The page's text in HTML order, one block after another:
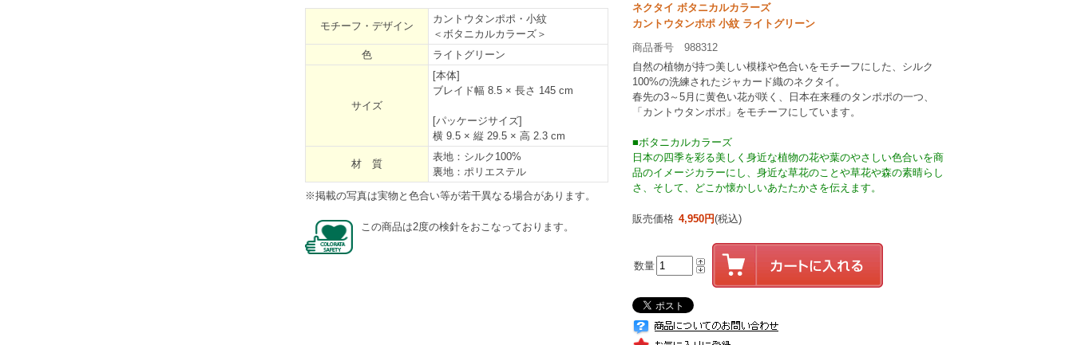
モチーフ・デザイン
カントウタンポポ・小紋
＜ボタニカルカラーズ＞
色
ライトグリーン
サイズ
[本体]
ブレイド幅 8.5 × 長さ 145 cm
[パッケージサイズ]
横 9.5 × 縦 29.5 × 高 2.3 cm
材 質
表地：シルク100%
裏地：ポリエステル
※掲載の写真は実物と色合い等が若干異なる場合があります。
この商品は2度の検針をおこなっております。
ネクタイ ボタニカルカラーズ
カントウタンポポ 小紋 ライトグリーン
商品番号 988312
自然の植物が持つ美しい模様や色合いをモチーフにした、シルク
100%の洗練されたジャカード織のネクタイ。
春先の3～5月に黄色い花が咲く、日本在来種のタンポポの一つ、
「カントウタンポポ」をモチーフにしています。
■ボタニカルカラーズ
日本の四季を彩る美しく身近な植物の花や葉のやさしい色合いを商
品のイメージカラーにし、身近な草花のことや草花や森の素晴らし
さ、そして、どこか懐かしいあたたかさを伝えます。
販売価格 4,950円(税込)
数量